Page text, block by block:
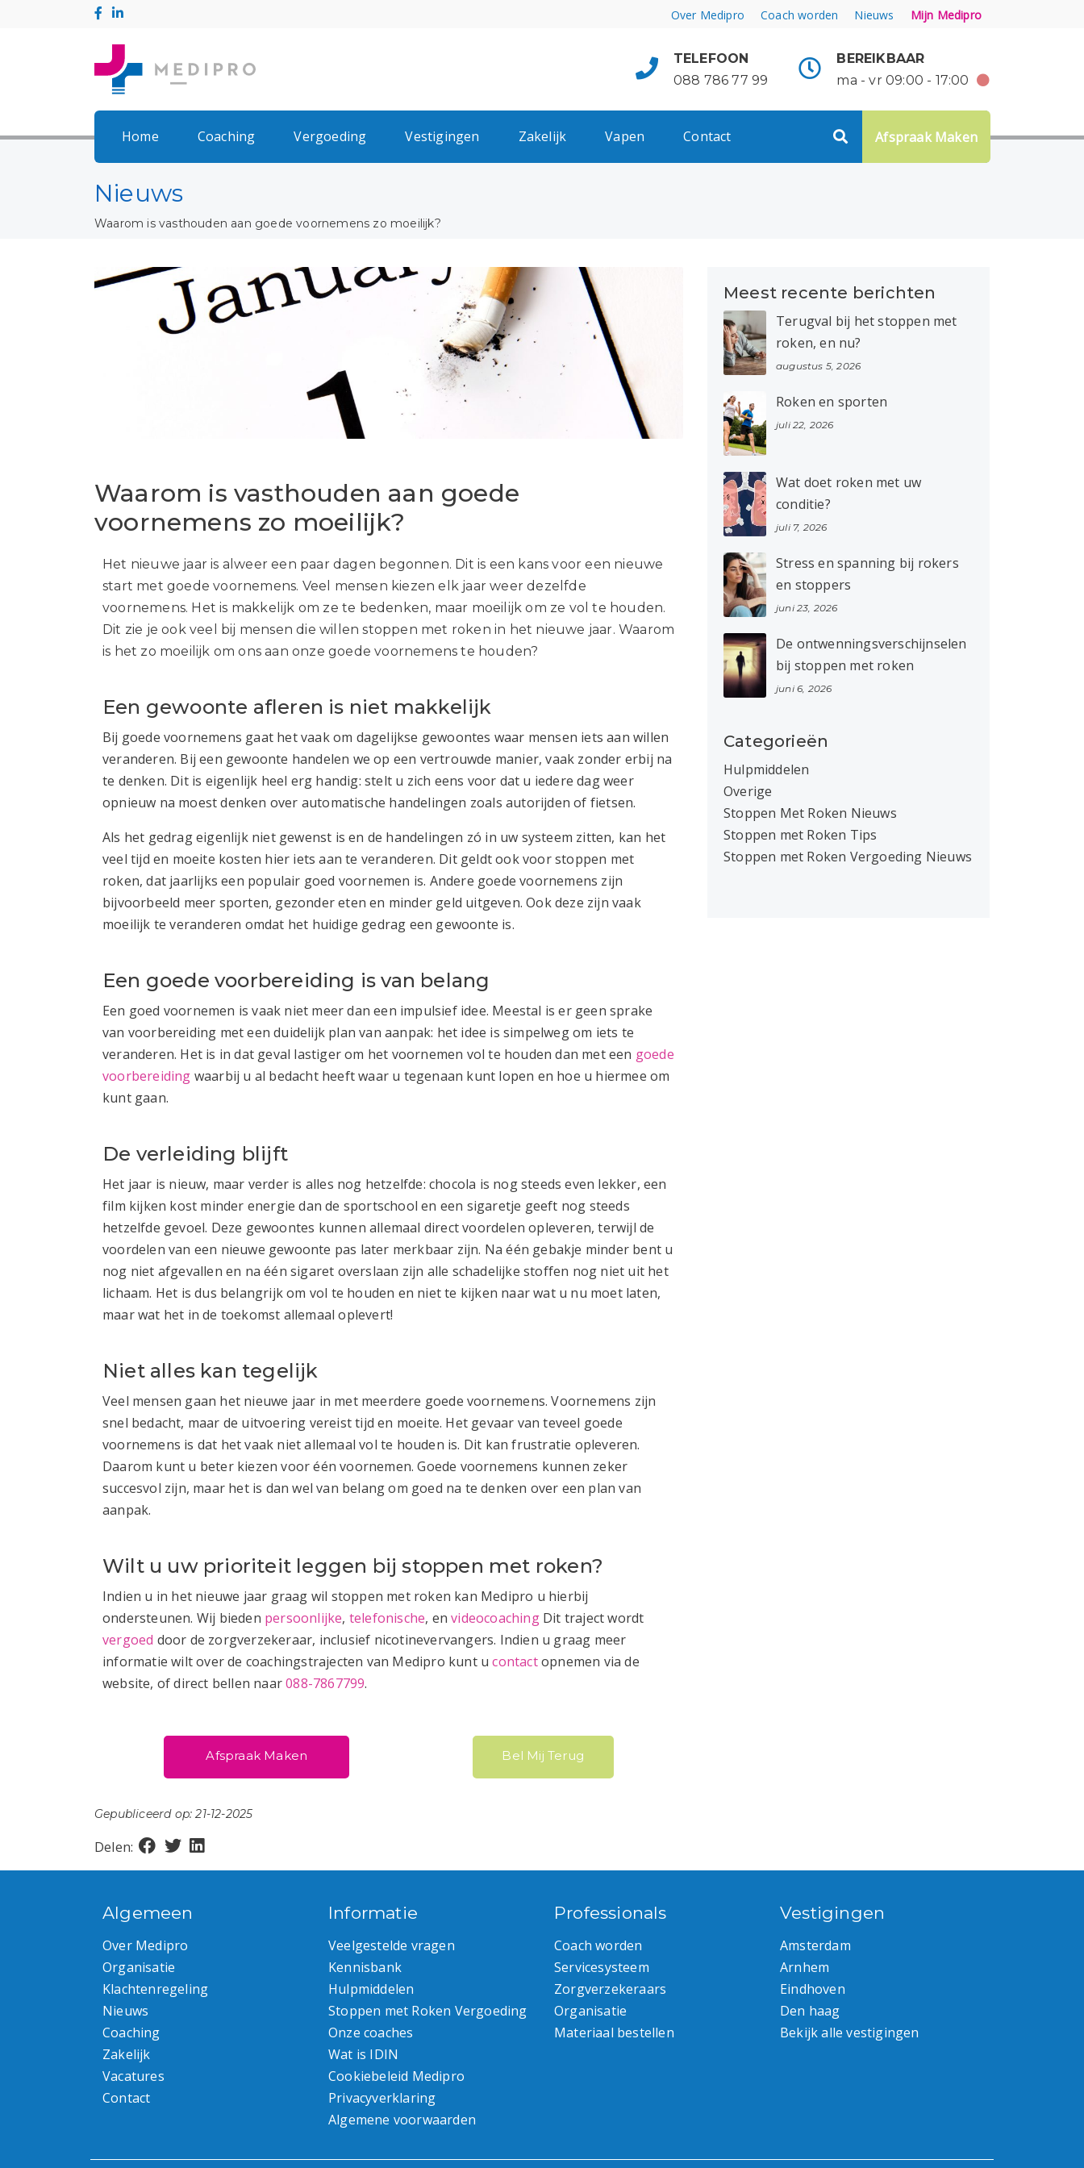
Over Medipro Coach worden Nieuws Mijn Medipro
TELEFOON
088 786 77 99
BEREIKBAAR
ma - vr 09:00 - 17:00
Home Coaching Vergoeding Vestigingen Zakelijk Vapen Contact Afspraak Maken
Nieuws
Waarom is vasthouden aan goede voornemens zo moeilijk?
Waarom is vasthouden aan goede
voornemens zo moeilijk?
Het nieuwe jaar is alweer een paar dagen begonnen. Dit is een kans voor een nieuwe
start met goede voornemens. Veel mensen kiezen elk jaar weer dezelfde
voornemens. Het is makkelijk om ze te bedenken, maar moeilijk om ze vol te houden.
Dit zie je ook veel bij mensen die willen stoppen met roken in het nieuwe jaar. Waarom
is het zo moeilijk om ons aan onze goede voornemens te houden?
Een gewoonte afleren is niet makkelijk
Bij goede voornemens gaat het vaak om dagelijkse gewoontes waar mensen iets aan willen
veranderen. Bij een gewoonte handelen we op een vertrouwde manier, vaak zonder erbij na
te denken. Dit is eigenlijk heel erg handig: stelt u zich eens voor dat u iedere dag weer
opnieuw na moest denken over automatische handelingen zoals autorijden of fietsen.
Als het gedrag eigenlijk niet gewenst is en de handelingen zó in uw systeem zitten, kan het
veel tijd en moeite kosten hier iets aan te veranderen. Dit geldt ook voor stoppen met
roken, dat jaarlijks een populair goed voornemen is. Andere goede voornemens zijn
bijvoorbeeld meer sporten, gezonder eten en minder geld uitgeven. Ook deze zijn vaak
moeilijk te veranderen omdat het huidige gedrag een gewoonte is.
Een goede voorbereiding is van belang
Een goed voornemen is vaak niet meer dan een impulsief idee. Meestal is er geen sprake
van voorbereiding met een duidelijk plan van aanpak: het idee is simpelweg om iets te
veranderen. Het is in dat geval lastiger om het voornemen vol te houden dan met een goede
voorbereiding waarbij u al bedacht heeft waar u tegenaan kunt lopen en hoe u hiermee om
kunt gaan.
De verleiding blijft
Het jaar is nieuw, maar verder is alles nog hetzelfde: chocola is nog steeds even lekker, een
film kijken kost minder energie dan de sportschool en een sigaretje geeft nog steeds
hetzelfde gevoel. Deze gewoontes kunnen allemaal direct voordelen opleveren, terwijl de
voordelen van een nieuwe gewoonte pas later merkbaar zijn. Na één gebakje minder bent u
nog niet afgevallen en na één sigaret overslaan zijn alle schadelijke stoffen nog niet uit het
lichaam. Het is dus belangrijk om vol te houden en niet te kijken naar wat u nu moet laten,
maar wat het in de toekomst allemaal oplevert!
Niet alles kan tegelijk
Veel mensen gaan het nieuwe jaar in met meerdere goede voornemens. Voornemens zijn
snel bedacht, maar de uitvoering vereist tijd en moeite. Het gevaar van teveel goede
voornemens is dat het vaak niet allemaal vol te houden is. Dit kan frustratie opleveren.
Daarom kunt u beter kiezen voor één voornemen. Goede voornemens kunnen zeker
succesvol zijn, maar het is dan wel van belang om goed na te denken over een plan van
aanpak.
Wilt u uw prioriteit leggen bij stoppen met roken?
Indien u in het nieuwe jaar graag wil stoppen met roken kan Medipro u hierbij
ondersteunen. Wij bieden persoonlijke, telefonische, envideocoachingDit traject wordt
vergoed door de zorgverzekeraar, inclusief nicotinevervangers. Indien u graag meer
informatie wilt over de coachingstrajecten van Medipro kunt ucontactopnemen via de
website, of direct bellen naar088-7867799.
Afspraak Maken Bel Mij Terug
Gepubliceerd op: 21-12-2025
Delen:
Meest recente berichten
Terugval bij het stoppen met
roken, en nu?
augustus 5, 2026
Roken en sporten
juli 22, 2026
Wat doet roken met uw
conditie?
juli 7, 2026
Stress en spanning bij rokers
en stoppers
juni 23, 2026
De ontwenningsverschijnselen
bij stoppen met roken
juni 6, 2026
Categorieën
Hulpmiddelen
Overige
Stoppen Met Roken Nieuws
Stoppen met Roken Tips
Stoppen met Roken Vergoeding Nieuws
Algemeen
Over Medipro
Organisatie
Klachtenregeling
Nieuws
Coaching
Zakelijk
Vacatures
Contact
Informatie
Veelgestelde vragen
Kennisbank
Hulpmiddelen
Stoppen met Roken Vergoeding
Onze coaches
Wat is IDIN
Cookiebeleid Medipro
Privacyverklaring
Algemene voorwaarden
Professionals
Coach worden
Servicesysteem
Zorgverzekeraars
Organisatie
Materiaal bestellen
Vestigingen
Amsterdam
Arnhem
Eindhoven
Den haag
Bekijk alle vestigingen